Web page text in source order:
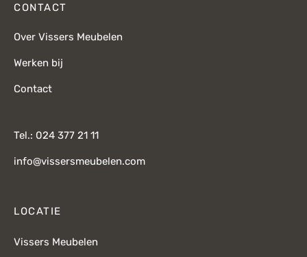
CONTACT
Over Vissers Meubelen
Werken bij
Contact
Tel.: 024 377 21 11
info@vissersmeubelen.com
LOCATIE
Vissers Meubelen